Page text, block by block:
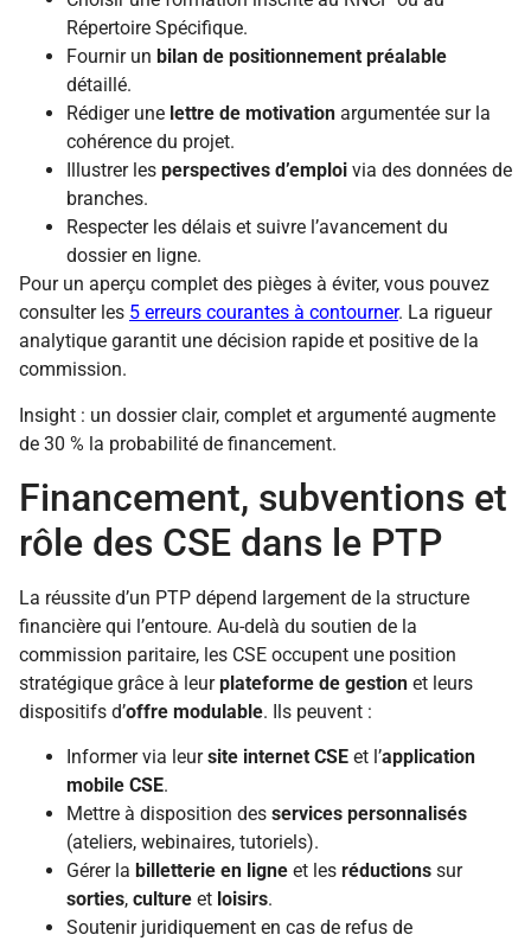
Répertoire Spécifique.
Fournir un bilan de positionnement préalable
détaillé.
Rédiger une lettre de motivation argumentée sur la
cohérence du projet.
Illustrer les perspectives d’emploi via des données de
branches.
Respecter les délais et suivre l’avancement du
dossier en ligne.
Pour un aperçu complet des pièges à éviter, vous pouvez
consulter les 5 erreurs courantes à contourner. La rigueur
analytique garantit une décision rapide et positive de la
commission.
Insight : un dossier clair, complet et argumenté augmente
de 30 % la probabilité de financement.
Financement, subventions et
rôle des CSE dans le PTP
La réussite d’un PTP dépend largement de la structure
financière qui l’entoure. Au-delà du soutien de la
commission paritaire, les CSE occupent une position
stratégique grâce à leurplateforme de gestion et leurs
dispositifs d’offre modulable. Ils peuvent :
Informer via leursite internet CSE et l’application
mobile CSE.
Mettre à disposition des services personnalisés
(ateliers, webinaires, tutoriels).
Gérer la billetterie en ligne et les réductions sur
sorties, culture et loisirs.
Soutenir juridiquement en cas de refus de